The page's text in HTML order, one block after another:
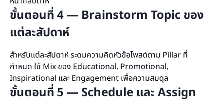
ขั้นตอนที่ 4 — Brainstorm Topic ของ
แต่ละสัปดาห์
สำหรับแต่ละสัปดาห์ ระดมความคิดหัวข้อโพสต์ตาม Pillar ที่
กำหนด ใช้ Mix ของ Educational, Promotional,
Inspirational และ Engagement เพื่อความสมดุล
ขั้นตอนที่ 5 — Schedule และ Assign